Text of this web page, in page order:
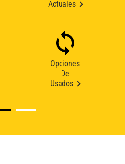
Actuales
Opciones
De
Usados